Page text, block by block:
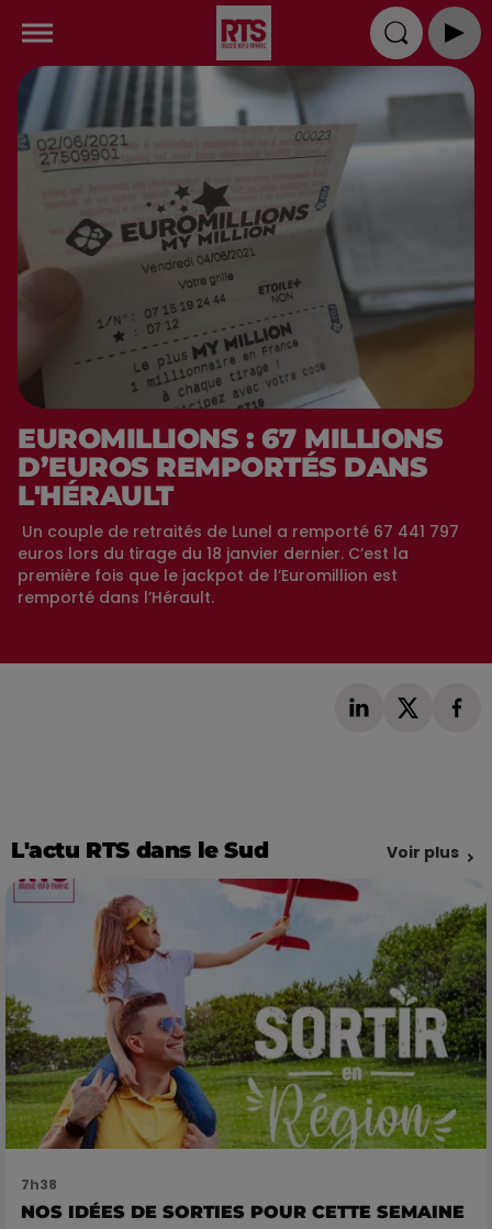
EUROMILLIONS : 67 MILLIONS
D’EUROS REMPORTÉS DANS
L'HÉRAULT
Un couple de retraités de Lunel a remporté 67 441 797
euros lors du tirage du 18 janvier dernier. C’est la
première fois que le jackpot de l’Euromillion est
remporté dans l’Hérault.
L'actu RTS dans le Sud Voir plus
7h38
NOS IDÉES DE SORTIES POUR CETTE SEMAINE